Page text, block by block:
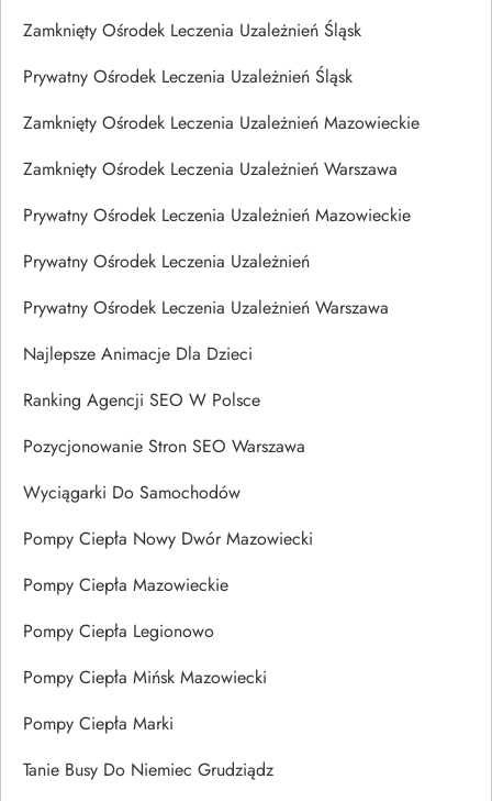
Zamknięty Ośrodek Leczenia Uzależnień Śląsk
Prywatny Ośrodek Leczenia Uzależnień Śląsk
Zamknięty Ośrodek Leczenia Uzależnień Mazowieckie
Zamknięty Ośrodek Leczenia Uzależnień Warszawa
Prywatny Ośrodek Leczenia Uzależnień Mazowieckie
Prywatny Ośrodek Leczenia Uzależnień
Prywatny Ośrodek Leczenia Uzależnień Warszawa
Najlepsze Animacje Dla Dzieci
Ranking Agencji SEO W Polsce
Pozycjonowanie Stron SEO Warszawa
Wyciągarki Do Samochodów
Pompy Ciepła Nowy Dwór Mazowiecki
Pompy Ciepła Mazowieckie
Pompy Ciepła Legionowo
Pompy Ciepła Mińsk Mazowiecki
Pompy Ciepła Marki
Tanie Busy Do Niemiec Grudziądz